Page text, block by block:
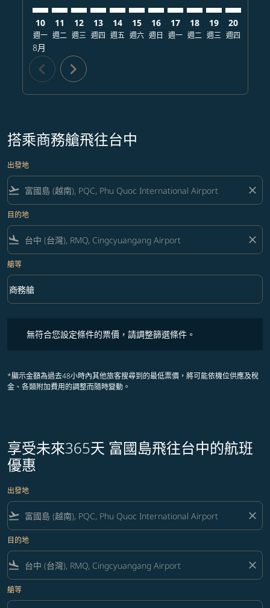
10
週一
8月
11
週二
12
週三
13
週四
14
週五
15
週六
16
週日
17
週一
18
週二
19
週三
20
週四
chevron_left chevron_right
搭乘商務艙飛往台中
出發地
flight_takeoff close
目的地
flight_land close
艙等
艙等 option 商務艙 Selected
商務艙
keyboard_arrow_down
無符合您設定條件的票價，請調整篩選條件。
*顯示金額為過去48小時內其他旅客搜尋到的最低票價，將可能依機位供應及稅
金、各類附加費用的調整而隨時變動。
享受未來365天 富國島飛往台中的航班
優惠
出發地
flight_takeoff close
目的地
flight_land close
艙等